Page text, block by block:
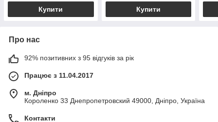
Купити Купити
Про нас
92% позитивних з 95 відгуків за рік
Працює з 11.04.2017
м. Дніпро
Короленко 33 Днепропетровский 49000, Дніпро, Україна
Контакти